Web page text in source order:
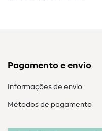
Pagamento e envio
Informações de envio
Métodos de pagamento